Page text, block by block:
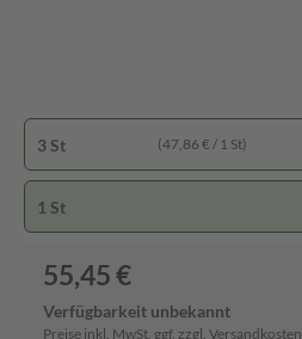
3 St (47,86 € / 1 St)
1 St
55,45 €
Verfügbarkeit unbekannt
Preise inkl. MwSt. ggf. zzgl. Versandkosten